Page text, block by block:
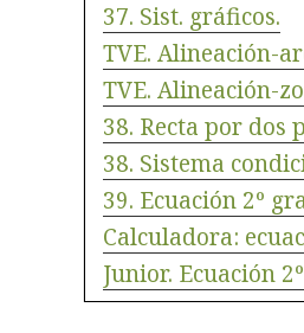
37. Sist. gráficos.
TVE. Alineación-
TVE. Alineación-
38. Recta por dos
38. Sistema
39. Ecuación 2º
Calculadora:
Junior. Ecuación